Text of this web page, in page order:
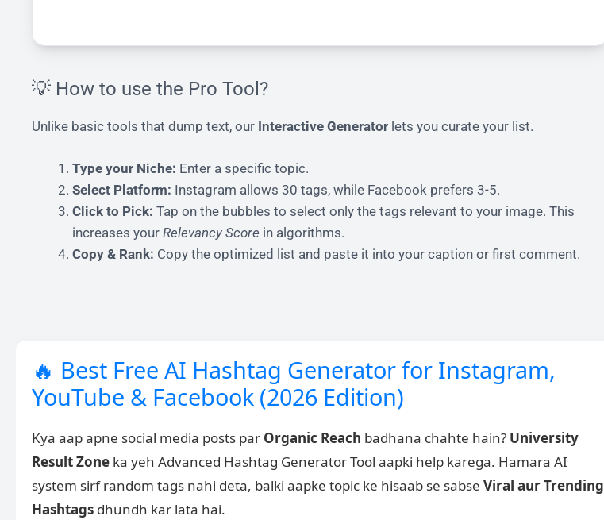
💡 How to use the Pro Tool?
Unlike basic tools that dump text, our Interactive Generator lets you curate your list.
Type your Niche: Enter a specific topic.
Select Platform: Instagram allows 30 tags, while Facebook prefers 3-5.
Click to Pick: Tap on the bubbles to select only the tags relevant to your image. This
increases your Relevancy Score in algorithms.
Copy & Rank: Copy the optimized list and paste it into your caption or first comment.
🔥 Best Free AI Hashtag Generator for Instagram,
YouTube & Facebook (2026 Edition)
Kya aap apne social media posts par Organic Reach badhana chahte hain? University
Result Zone ka yeh Advanced Hashtag Generator Tool aapki help karega. Hamara AI
system sirf random tags nahi deta, balki aapke topic ke hisaab se sabse Viral aur Trending
Hashtags dhundh kar lata hai.